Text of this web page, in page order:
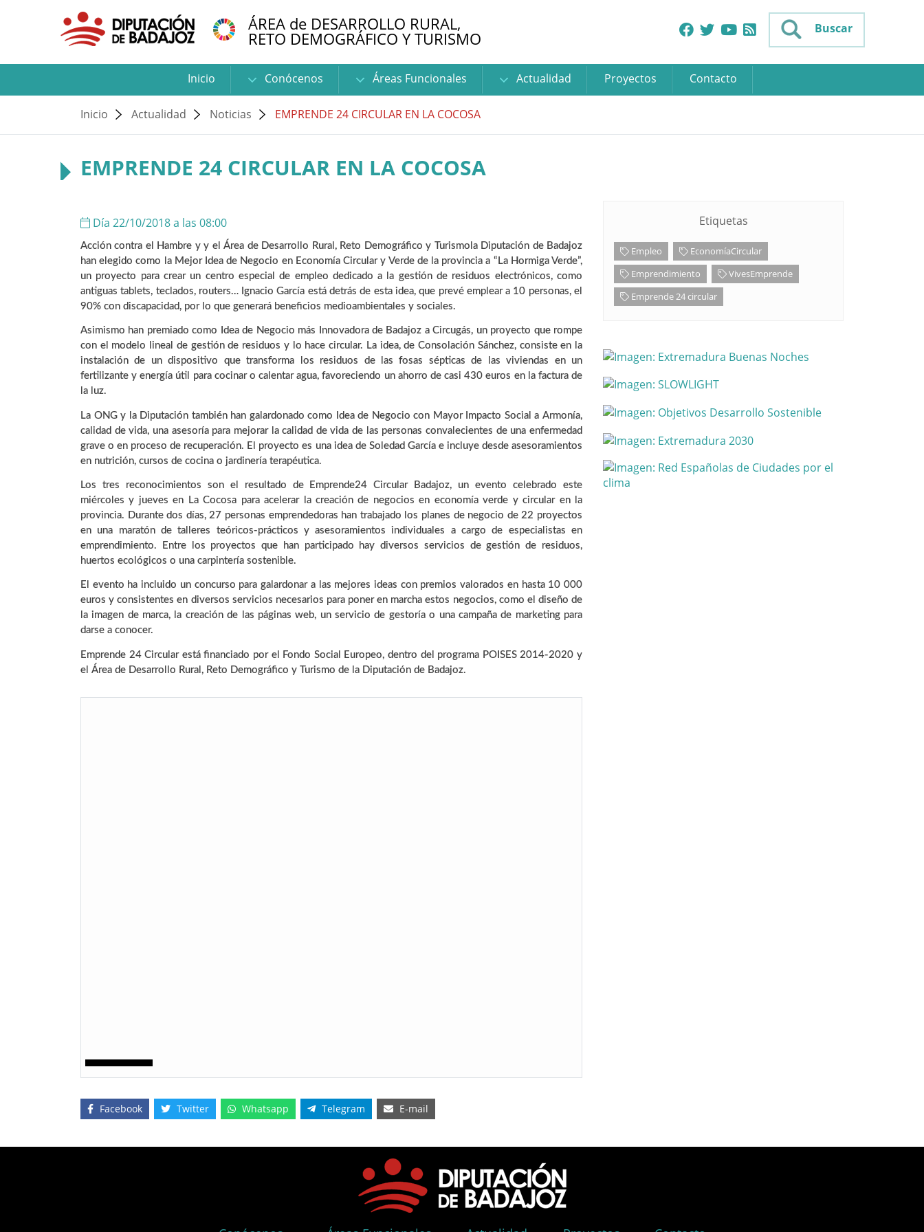
ÁREA de DESARROLLO RURAL,
RETO DEMOGRÁFICO Y TURISMO Buscar
Inicio Conócenos Áreas Funcionales Actualidad Proyectos Contacto
Inicio Actualidad Noticias EMPRENDE 24 CIRCULAR EN LA COCOSA
EMPRENDE 24 CIRCULAR EN LA COCOSA
Día 22/10/2018 a las 08:00
Acción contra el Hambre y y el Área de Desarrollo Rural, Reto Demográfico y Turismola Diputación de Badajoz
han elegido como la Mejor Idea de Negocio en Economía Circular y Verde de la provincia a “La Hormiga Verde”,
un proyecto para crear un centro especial de empleo dedicado a la gestión de residuos electrónicos, como
antiguas tablets, teclados, routers… Ignacio García está detrás de esta idea, que prevé emplear a 10 personas, el
90% con discapacidad, por lo que generará beneficios medioambientales y sociales.
Asimismo han premiado como Idea de Negocio más Innovadora de Badajoz a Circugás, un proyecto que rompe
con el modelo lineal de gestión de residuos y lo hace circular. La idea, de Consolación Sánchez, consiste en la
instalación de un dispositivo que transforma los residuos de las fosas sépticas de las viviendas en un
fertilizante y energía útil para cocinar o calentar agua, favoreciendo un ahorro de casi 430 euros en la factura de
la luz.
La ONG y la Diputación también han galardonado como Idea de Negocio con Mayor Impacto Social a Armonía,
calidad de vida, una asesoría para mejorar la calidad de vida de las personas convalecientes de una enfermedad
grave o en proceso de recuperación. El proyecto es una idea de Soledad García e incluye desde asesoramientos
en nutrición, cursos de cocina o jardinería terapéutica.
Los tres reconocimientos son el resultado de Emprende24 Circular Badajoz, un evento celebrado este
miércoles y jueves en La Cocosa para acelerar la creación de negocios en economía verde y circular en la
provincia. Durante dos días, 27 personas emprendedoras han trabajado los planes de negocio de 22 proyectos
en una maratón de talleres teóricos-prácticos y asesoramientos individuales a cargo de especialistas en
emprendimiento. Entre los proyectos que han participado hay diversos servicios de gestión de residuos,
huertos ecológicos o una carpintería sostenible.
El evento ha incluido un concurso para galardonar a las mejores ideas con premios valorados en hasta 10 000
euros y consistentes en diversos servicios necesarios para poner en marcha estos negocios, como el diseño de
la imagen de marca, la creación de las páginas web, un servicio de gestoría o una campaña de marketing para
darse a conocer.
Emprende 24 Circular está financiado por el Fondo Social Europeo, dentro del programa POISES 2014-2020 y
el Área de Desarrollo Rural, Reto Demográfico y Turismo de la Diputación de Badajoz.
Facebook Twitter Whatsapp Telegram E-mail
Etiquetas
Empleo
EconomíaCircular
Emprendimiento
VivesEmprende
Emprende 24 circular